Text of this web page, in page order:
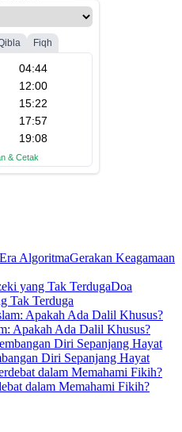
Gerakan Keagamaan
Doa
Tak Terduga
Apakah Ada Dalil Khusus?
Diri Sepanjang Hayat
dalam Memahami Fikih?